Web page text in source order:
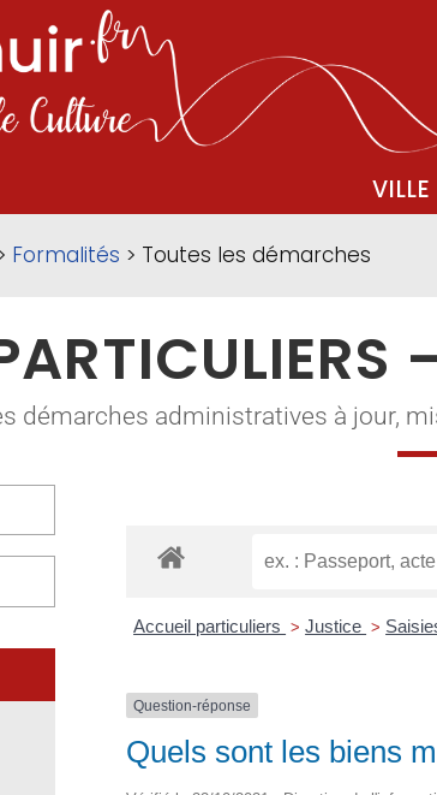
Formalités > Toutes les démarches
démarches administratives à jour,
Accueil particuliers > Justice >
Question-réponse
Quels sont les biens